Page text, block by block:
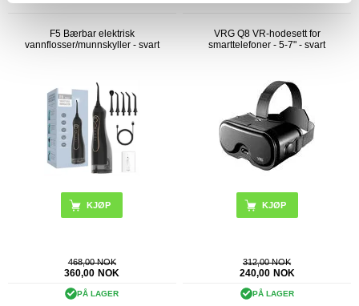
F5 Bærbar elektrisk
vannflosser/munnskyller - svart
468,00 NOK
360,00 NOK
PÅ LAGER
VRG Q8 VR-hodesett for
smarttelefoner - 5-7" - svart
312,00 NOK
240,00 NOK
PÅ LAGER